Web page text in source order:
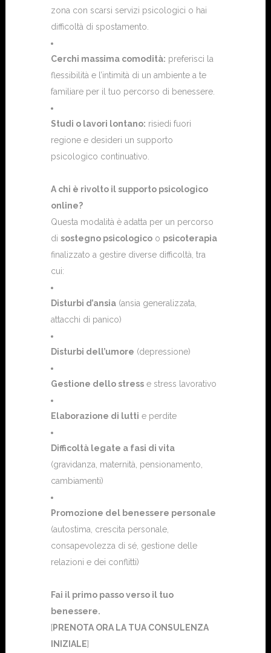
zona con scarsi servizi psicologici o hai
difficoltà di spostamento.
Cerchi massima comodità: preferisci la
flessibilità e l’intimità di un ambiente a te
familiare per il tuo percorso di benessere.
Studi o lavori lontano: risiedi fuori
regione e desideri un supporto
psicologico continuativo.
A chi è rivolto il supporto psicologico
online?
Questa modalità è adatta per un percorso
di sostegno psicologico o psicoterapia
finalizzato a gestire diverse difficoltà, tra
cui:
Disturbi d’ansia (ansia generalizzata,
attacchi di panico)
Disturbi dell’umore (depressione)
Gestione dello stress e stress lavorativo
Elaborazione di lutti e perdite
Difficoltà legate a fasi di vita
(gravidanza, maternità, pensionamento,
cambiamenti)
Promozione del benessere personale
(autostima, crescita personale,
consapevolezza di sé, gestione delle
relazioni e dei conflitti)
Fai il primo passo verso il tuo
benessere.
[PRENOTA ORA LA TUA CONSULENZA
INIZIALE]